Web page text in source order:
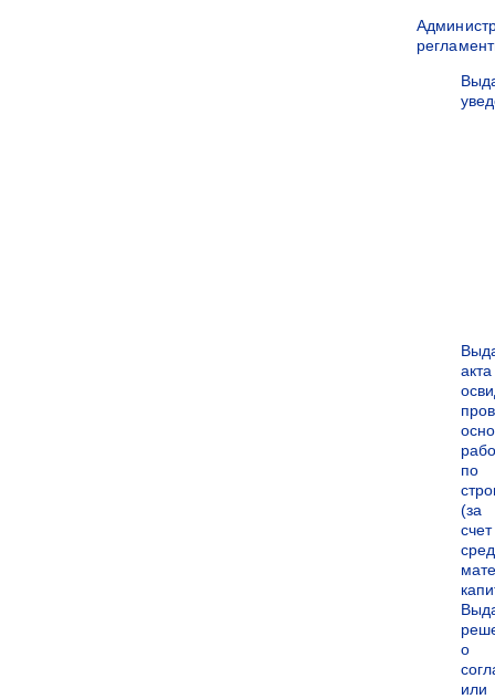
акта
по
(за
счет
о
или